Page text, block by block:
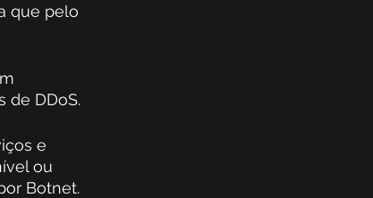
que pelo
de DDoS.
e
ou
Botnet.